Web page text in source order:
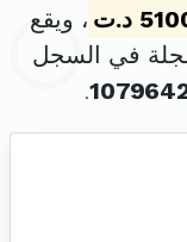
د.ت
، ويقع
في السجل
.